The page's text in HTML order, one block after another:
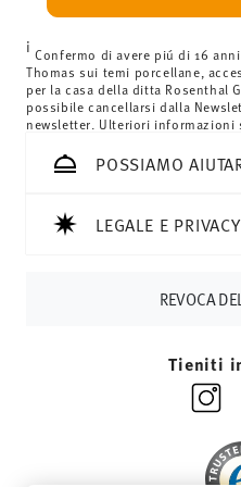
i Confermo di avere piú di 16
Thomas sui temi porcellane,
per la casa della ditta Rosenthal
possibile cancellarsi dalla
newsletter. Ulteriori informazioni
POSSIAMO
LEGALE E PRIVACY
REVOCA
Tieniti